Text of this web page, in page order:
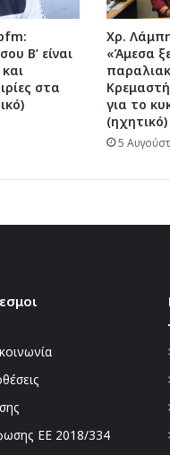
Β’ είναι
στα
Χρ.
«Άμεσα
για το
(ηχητικό)
5
ΕΕ 2018/334